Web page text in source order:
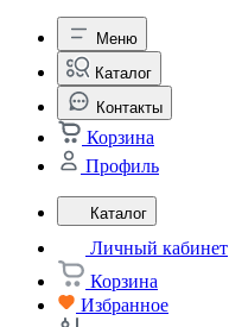
Меню
Каталог
Контакты
Корзина
Профиль
Каталог
Личный кабинет
Корзина
Избранное